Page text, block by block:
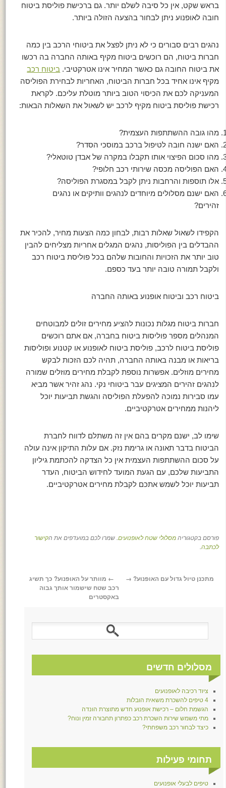
בראש שקט, אין כל סיבה לשלם יותר. גם ברכישת פוליסת ביטוח
חובה לאופנוע ניתן לבחור בהצעה הזולה ביותר.
נהגים רבים סבורים כי לא ניתן לפצל את ביטוחי הרכב בין כמה
חברות ביטוח, הם רוכשים ביטוח מקיף באותה החברה בה רכשו
את ביטוח החובה גם כאשר המחיר אינו אטרקטיבי. ביטוח רכב
מקיף אינו אחיד בכל חברות הביטוח, האחריות לבחירת הפוליסה
המעניקה לכם את הכיסוי הטוב ביותר מוטלת עליכם. לקראת
רכישת פוליסת ביטוח מקיף לרכב יש לשאול את השאלות הבאות:
מהו גובה ההשתתפות העצמית?
האם ישנה חובה לטיפול ברכב במוסכי הסדר?
מהו סכום הפיצוי אותו תקבלו במקרה של אבדן טוטאלי?
האם הפוליסה מכסה שירותי רכב חלופי?
אלו תוספות והרחבות ניתן לקבל במסגרת הפוליסה?
האם ישנם מסלולים מיוחדים לנהגים וותיקים או נהגים
זהירים?
הקפידו לשאול שאלות רבות, לבחון כמה הצעות מחיר, להכיר את
ההבדלים בין הפוליסות, נהגים המגלים אחריות מצליחים להבין
טוב יותר את הזכויות והחובות שלהם בכל פוליסת ביטוח רכב
ולקבל תמורה טובה יותר בעד כספם.
ביטוח רכב וביטוח אופנוע באותה החברה
חברות ביטוח מגלות נכונות להציע מחירים זולים למבוטחים
המנהלים מספר פוליסות ביטוח בחברה, אם אתם רוכשים
פוליסת ביטוח לרכב, פוליסת ביטוח לאופנוע או קטנוע ופוליסות
בריאות או מבנה באותה החברה, תהיה לכם הזכות לבקש
מחירים מוזלים. אפשרות נוספת לקבלת מחירים מוזלים שמורה
לנהגים זהירים המציגים עבר ביטוחי נקי. נהג זהיר אשר מביא
עמו סבירות נמוכה להפעלת הפוליסה והגשת תביעות יוכל
ליהנות ממחירים אטרקטיביים.
שימו לב, ישנם מקרים בהם אין זה משתלם לדווח לחברת
הביטוח בדבר תאונה או גרימת נזק. אם עלות התיקון אינה עולה
על סכום ההשתתפות העצמית אין כל הצדקה להכתמת גיליון
התביעות שלכם, עם הגעת המועד לחידוש הביטוח, העדר
תביעות יוכל לשמש אתכם לקבלת מחירים אטרקטיביים.
פורסם בקטגוריהמסלולי שטח לאופנועים. שמרו לכם במועדפים את הקישור
לכתבה.
← מוותר על האופנוע? כך תשיג
רכב שטח שישמור אותך גבוה
באקסטרים
מתכנן טיול גדול עם האופנוע? →
מסלולים חדשים
ציוד רכיבה לאופנועים
4 טיפים להשכרת משאית הובלות
הגשמת חלום – רכישת אופנוע חדש מתוצרת הונדה
מתי משמש שירות השכרת רכב כפתרון תחבורה זמין ונוח?
כיצד לבחור רכב משפחתי?
תחומי פעילות
טיפים לבעלי אופנועים